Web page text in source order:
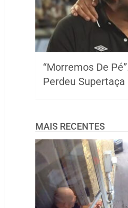
“Morremos De
Perdeu Supertaça
MAIS RECENTES